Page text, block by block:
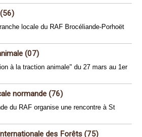
locale du RAF Brocéliande-Porhoët
(07)
à la traction animale" du 27 mars au 1er
normande (76)
du RAF organise une rencontre à St
des Forêts (75)